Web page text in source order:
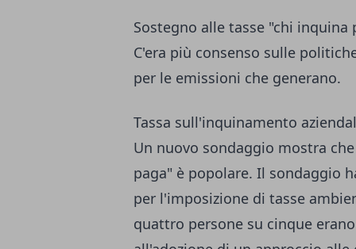
Sostegno alle tasse "chi inquina
C'era più consenso sulle
per le emissioni che generano.
Tassa sull'inquinamento
Un nuovo sondaggio mostra
paga" è popolare. Il sondaggio
per l'imposizione di tasse
quattro persone su cinque